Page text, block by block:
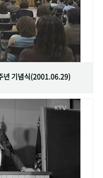
년 기념식(2001.06.29)